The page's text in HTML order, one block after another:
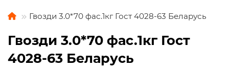
Гвозди 3.0*70 фас.1кг Гост 4028-63 Беларусь
Гвозди 3.0*70 фас.1кг Гост
4028-63 Беларусь